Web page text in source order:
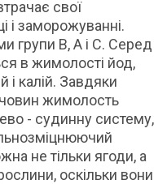
свої
і заморожуванні.
групи В, А і С. Серед
в жимолості йод,
і калій. Завдяки
жимолость
- судинну систему,
не тільки ягоди, а
оскільки вони